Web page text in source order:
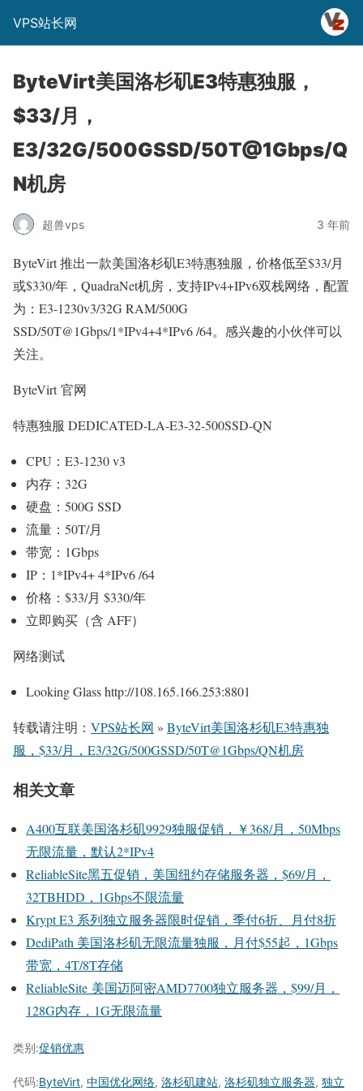
VPS站长网
ByteVirt美国洛杉矶E3特惠独服，
$33/月，
E3/32G/500GSSD/50T@1Gbps/Q
N机房
超兽vps 3 年前
ByteVirt 推出一款美国洛杉矶E3特惠独服，价格低至$33/月
或$330/年，QuadraNet机房，支持IPv4+IPv6双栈网络，配置
为：E3-1230v3/32G RAM/500G
SSD/50T@1Gbps/1*IPv4+4*IPv6 /64。感兴趣的小伙伴可以
关注。
ByteVirt 官网
特惠独服 DEDICATED-LA-E3-32-500SSD-QN
CPU：E3-1230 v3
内存：32G
硬盘：500G SSD
流量：50T/月
带宽：1Gbps
IP：1*IPv4+ 4*IPv6 /64
价格：$33/月 $330/年
立即购买（含 AFF）
网络测试
Looking Glass http://108.165.166.253:8801
转载请注明： VPS站长网 » ByteVirt美国洛杉矶E3特惠独
服，$33/月，E3/32G/500GSSD/50T@1Gbps/QN机房
相关文章
A400互联美国洛杉矶9929独服促销，￥368/月，50Mbps
无限流量，默认2*IPv4
ReliableSite黑五促销，美国纽约存储服务器，$69/月，
32TBHDD，1Gbps不限流量
Krypt E3 系列独立服务器限时促销，季付6折、月付8折
DediPath 美国洛杉矶无限流量独服，月付$55起，1Gbps
带宽，4T/8T存储
ReliableSite 美国迈阿密AMD7700独立服务器，$99/月，
128G内存，1G无限流量
类别:促销优惠
代码:ByteVirt, 中国优化网络, 洛杉矶建站, 洛杉矶独立服务器, 独立